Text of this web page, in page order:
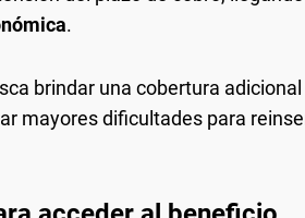
.
brindar una cobertura
mayores dificultades para